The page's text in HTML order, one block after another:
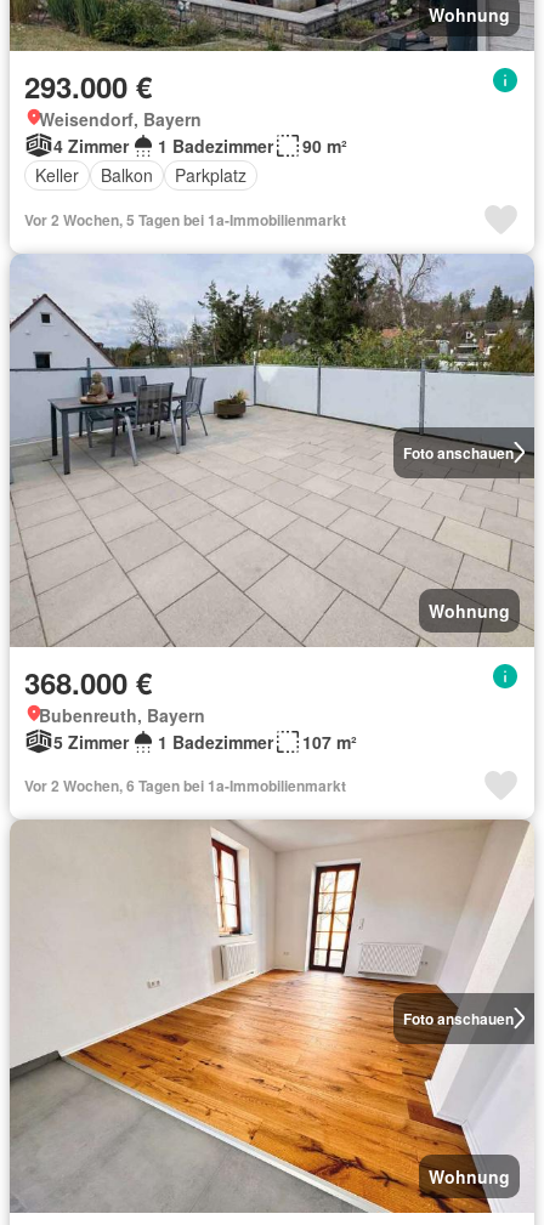
Wohnung
293.000 €
Weisendorf, Bayern
4 Zimmer
1 Badezimmer
90 m²
Keller
Balkon Parkplatz
Vor 2 Wochen, 5 Tagen bei 1a-Immobilienmarkt
Foto anschauen
Wohnung
368.000 €
Bubenreuth, Bayern
5 Zimmer
1 Badezimmer 107 m²
Vor 2 Wochen, 6 Tagen bei 1a-Immobilienmarkt
Foto anschauen
Wohnung